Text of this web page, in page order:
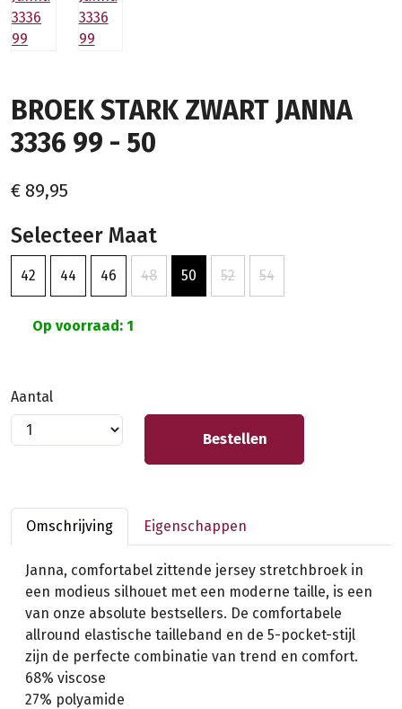
BROEK STARK ZWART JANNA
3336 99 - 50
€ 89,95
Selecteer Maat
42 44 46 48 50 52 54
Op voorraad: 1
Aantal
Bestellen
Omschrijving Eigenschappen
Janna, comfortabel zittende jersey stretchbroek in
een modieus silhouet met een moderne taille, is een
van onze absolute bestsellers. De comfortabele
allround elastische tailleband en de 5-pocket-stijl
zijn de perfecte combinatie van trend en comfort.
68% viscose
27% polyamide